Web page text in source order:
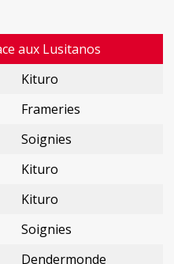
aux Lusitanos
Kituro
Frameries
Soignies
Kituro
Kituro
Soignies
Dendermonde